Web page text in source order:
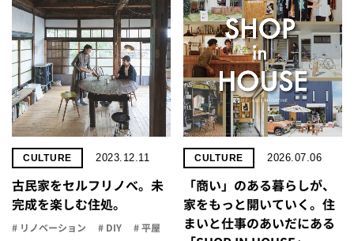
CULTURE 2023.12.11
古民家をセルフリノべ。未
完成を楽しむ住処。
# リノベーション # DIY # 平屋
CULTURE 2026.07.06
「商い」の​ある​暮らしが、​
家を​もっと​開いていく。​住
まいと​仕事の​あいだに​ある​